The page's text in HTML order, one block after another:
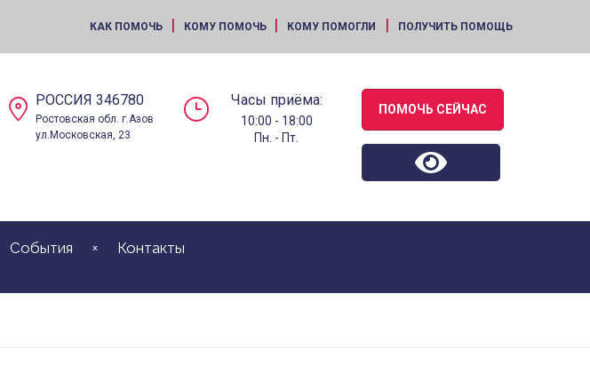
КАК ПОМОЧЬ | КОМУ ПОМОЧЬ | КОМУ ПОМОГЛИ | ПОЛУЧИТЬ ПОМОЩЬ
РОССИЯ 346780
Ростовская обл. г.Азов
ул.Московская, 23
Часы приёма:
10:00 - 18:00
Пн. - Пт.
ПОМОЧЬ СЕЙЧАС
События Контакты